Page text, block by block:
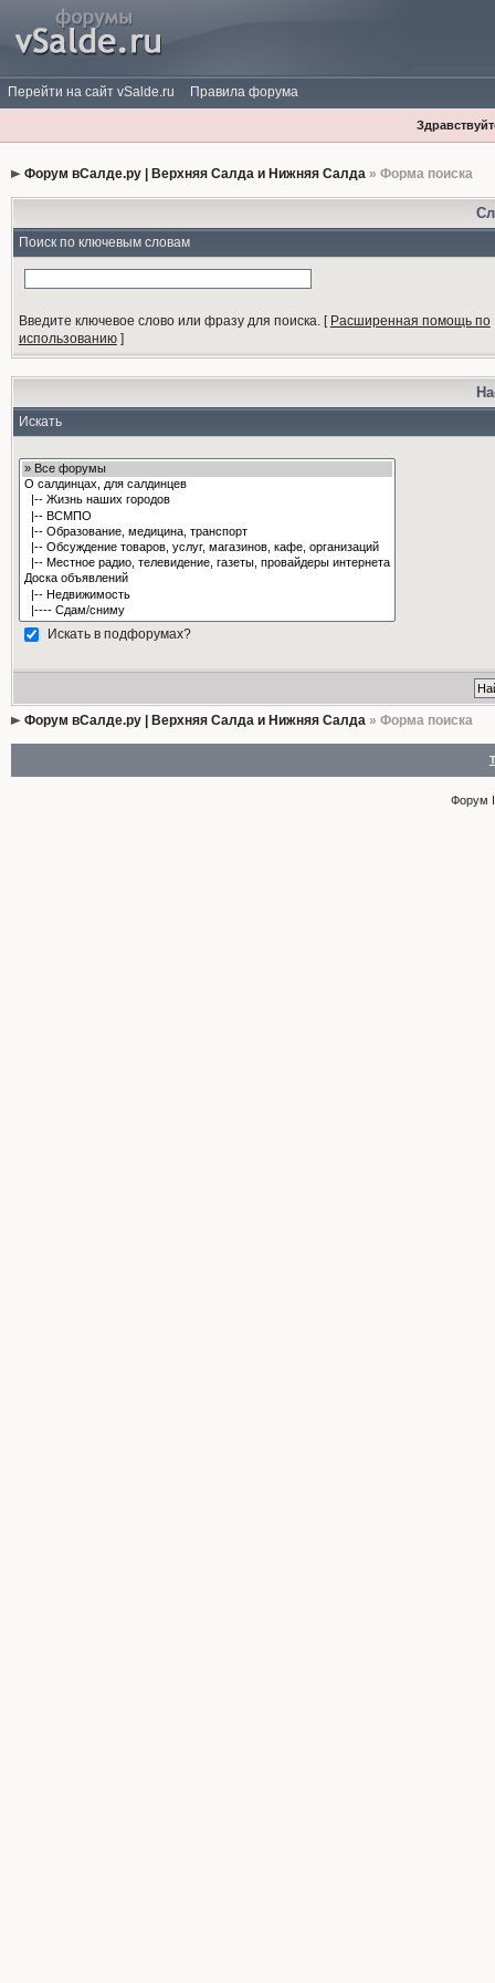
Перейти на сайт vSalde.ru Правила форума
Форум вСалде.ру | Верхняя Салда и Нижняя Салда» Форма поиска
Поиск по ключевым словам
Введите ключевое слово или фразу для поиска.[ Расширенная помощь по
использованию]
Искать
Искать в подфорумах?
Форум вСалде.ру | Верхняя Салда и Нижняя Салда» Форма поиска
Форум